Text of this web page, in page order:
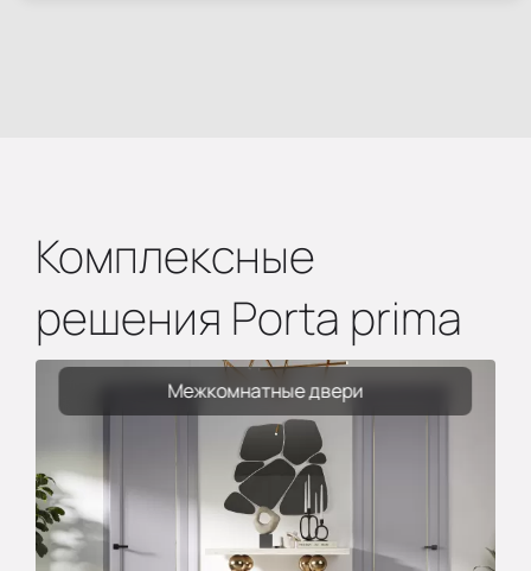
Комплексные
решения Porta prima
Межкомнатные двери